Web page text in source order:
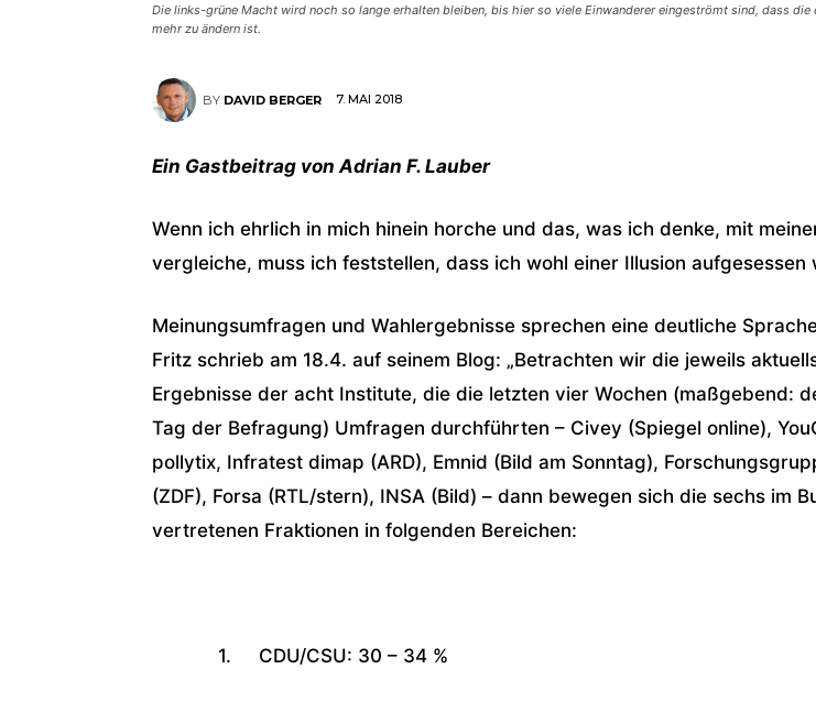
Die links-grüne Macht wird noch so lange erhalten bleiben, bis hier so viele Einwanderer eingeströmt sind, dass
mehr zu ändern ist.
BY DAVID BERGER 7. MAI 2018
Ein Gastbeitrag von Adrian F. Lauber
Wenn ich ehrlich in mich hinein horche und das, was ich denke, mit
vergleiche, muss ich feststellen, dass ich wohl einer Illusion aufgesessen
Meinungsumfragen und Wahlergebnisse sprechen eine deutliche
Fritz schrieb am 18.4. auf seinem Blog: „Betrachten wir die jeweils
Ergebnisse der acht Institute, die die letzten vier Wochen (maßgebend:
Tag der Befragung) Umfragen durchführten – Civey (Spiegel online),
pollytix, Infratest dimap (ARD), Emnid (Bild am Sonntag),
(ZDF), Forsa (RTL/stern), INSA (Bild) – dann bewegen sich die sechs im
vertretenen Fraktionen in folgenden Bereichen:
1. CDU/CSU: 30 – 34 %